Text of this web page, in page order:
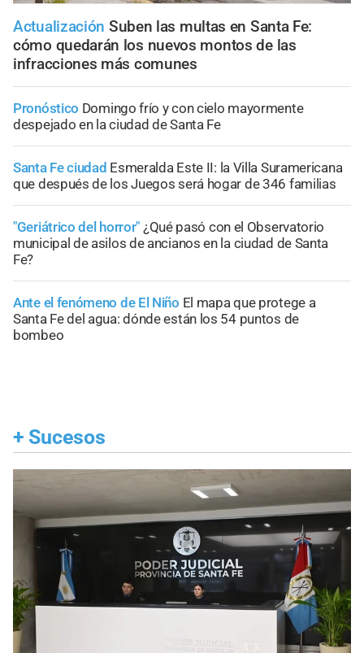
Actualización Suben las multas en Santa Fe:
cómo quedarán los nuevos montos de las
infracciones más comunes
Pronóstico Domingo frío y con cielo mayormente
despejado en la ciudad de Santa Fe
Santa Fe ciudad Esmeralda Este II: la Villa Suramericana
que después de los Juegos será hogar de 346 familias
"Geriátrico del horror" ¿Qué pasó con el Observatorio
municipal de asilos de ancianos en la ciudad de Santa
Fe?
Ante el fenómeno de El Niño El mapa que protege a
Santa Fe del agua: dónde están los 54 puntos de
bombeo
+ Sucesos